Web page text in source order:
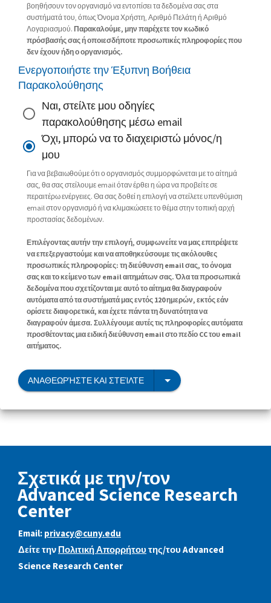
βοηθήσουν τον οργανισμό να εντοπίσει τα δεδομένα σας στα
συστήματά του, όπως Όνομα Χρήστη, Αριθμό Πελάτη ή Αριθμό
Λογαριασμού. Παρακαλούμε, μην παρέχετε τον κωδικό
πρόσβασής σας ή οποιεσδήποτε προσωπικές πληροφορίες που
δεν έχουν ήδη ο οργανισμός.
Ενεργοποιήστε την Έξυπνη Βοήθεια
Παρακολούθησης
Ναι, στείλτε μου οδηγίες
παρακολούθησης μέσω email
Όχι, μπορώ να το διαχειριστώ μόνος/η
μου
Για να βεβαιωθούμε ότι ο οργανισμός συμμορφώνεται με το αίτημά
σας, θα σας στείλουμε email όταν έρθει η ώρα να προβείτε σε
περαιτέρω ενέργειες. Θα σας δοθεί η επιλογή να στείλετε υπενθύμιση
email στον οργανισμό ή να κλιμακώσετε το θέμα στην τοπική αρχή
προστασίας δεδομένων.
Επιλέγοντας αυτήν την επιλογή, συμφωνείτε να μας επιτρέψετε
να επεξεργαστούμε και να αποθηκεύσουμε τις ακόλουθες
προσωπικές πληροφορίες: τη διεύθυνση email σας, το όνομα
σας και το κείμενο των email αιτημάτων σας. Όλα τα προσωπικά
δεδομένα που σχετίζονται με αυτό το αίτημα θα διαγραφούν
αυτόματα από τα συστήματά μας εντός 120 ημερών, εκτός εάν
ορίσετε διαφορετικά, και έχετε πάντα τη δυνατότητα να
διαγραφούν άμεσα. Συλλέγουμε αυτές τις πληροφορίες αυτόματα
προσθέτοντας μια ειδική διεύθυνση email στο πεδίο CC του email
αιτήματος.
ΑΝΑΘΕΩΡΉΣΤΕ ΚΑΙ ΣΤΕΊΛΤΕ
Σχετικά με την/τον
Advanced Science Research
Center
Email: privacy@cuny.edu
Δείτε την Πολιτική Απορρήτου της/του Advanced
Science Research Center